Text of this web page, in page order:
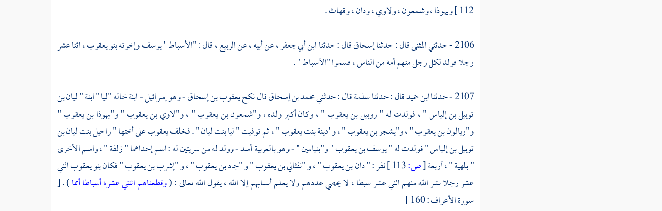
112 ] ويهوذا،وشمعون،ولاوي،ودان،وقهاث.
2106 - حدثني
المثنىقال : حدثناإسحاققال : حدثناابن أبي جعفر، عن أبيه ، عنالربيع، قال : "الأسباط "يوسفوإخوته بنويعقوب ،اثنا عشر
رجلا فولد لكل رجل منهم أمة من الناس ، فسموا "الأسباط " .
2107 - حدثنا
ابن حميدقال : حدثناسلمةقال : حدثنيمحمد بن إسحاققال نكحيعقوب بن إسحاق - وهو إسرائيل- ابنة خاله "ليا " ابنة "ليان بن
توبيل بن إلياس" ، فولدت له "روبيل بن يعقوب" ، وكان أكبر ولده ،و"شمعون بن يعقوب" ،و"لاوي بن يعقوب "و"يهوذا بن يعقوب"
و"ريالون بن يعقوب" ،و"يشجر بن يعقوب" ،و"دينة بنت يعقوب "، ثم توفيت "ليا بنت ليان" . فخلفيعقوبعلى أختها "راحيل بنت ليان بن
توبيل بن إلياس" فولدت له "يوسف بن يعقوب"و"بنيامين "- وهو بالعربية أسد - وولد له من سريتين له : اسم إحداهما "زلفة" ، واسم الأخرى
"بلهية" ، أربعة[ص: نفر : "دان بن يعقوب" ،و "نفثالي بن يعقوب"و "جاد بن يعقوب" ،و "إشرب بن يعقوب" فكان بنويعقوباثني
عشر رجلا نشر الله منهم اثني عشر سبطا ، لا يحصي عددهم ولا يعلم أنسابهم إلا الله ، يقول الله تعالى : (وقطعناهم اثنتي عشرة أسباطا أمما) . [
سورة الأعراف : 160 ]